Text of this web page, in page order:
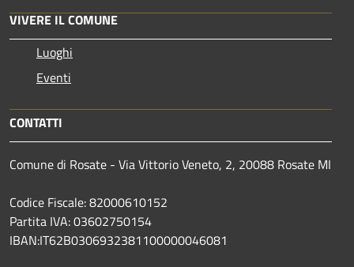
VIVERE IL COMUNE
Luoghi
Eventi
CONTATTI
Comune di Rosate - Via Vittorio Veneto, 2, 20088 Rosate MI
Codice Fiscale: 82000610152
Partita IVA: 03602750154
IBAN:IT62B0306932381100000046081